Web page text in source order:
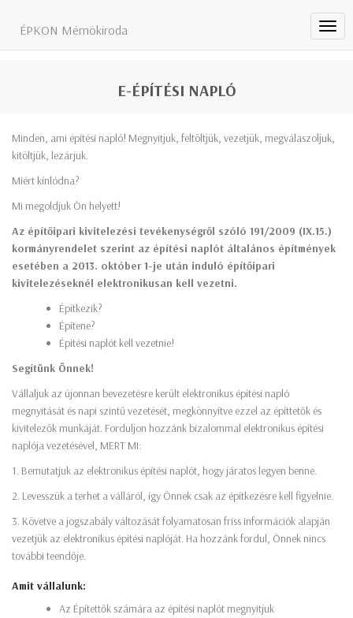
ÉPKON Mérnökiroda
E-ÉPÍTÉSI NAPLÓ
Minden, ami építési napló! Megnyitjuk, feltöltjük, vezetjük, megválaszoljuk,
kitöltjük, lezárjuk.
Miért kínlódna?
Mi megoldjuk Ön helyett!
Az építőipari kivitelezési tevékenységről szóló 191/2009 (IX.15.)
kormányrendelet szerint az építési naplót általános építmények
esetében a 2013. október 1-je után induló építőipari
kivitelezéseknél elektronikusan kell vezetni.
Építkezik?
Építene?
Építési naplót kell vezetnie!
Segítünk Önnek!
Vállaljuk az újonnan bevezetésre került elektronikus építési napló
megnyitását és napi szintű vezetését, megkönnyítve ezzel az építtetők és
kivitelezők munkáját. Forduljon hozzánk bizalommal elektronikus építési
naplója vezetésével, MERT MI:
1. Bemutatjuk az elektronikus építési naplót, hogy járatos legyen benne.
2. Levesszük a terhet a válláról, így Önnek csak az építkezésre kell figyelnie.
3. Követve a jogszabály változását folyamatosan friss információk alapján
vezetjük az elektronikus építési naplóját. Ha hozzánk fordul, Önnek nincs
további teendője.
Amit vállalunk:
Az Építettők számára az építési naplót megnyitjuk